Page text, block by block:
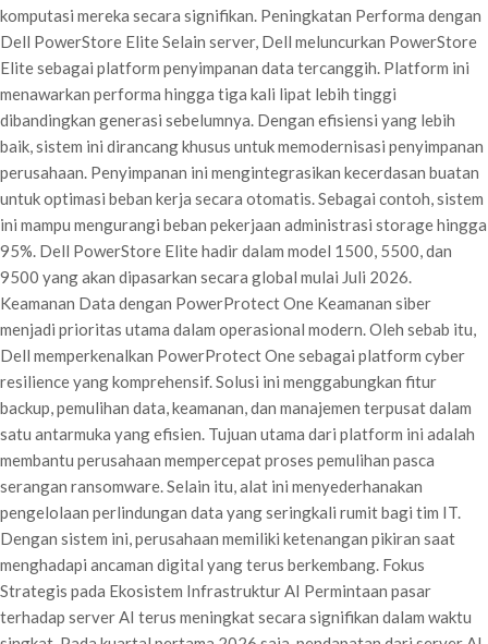
komputasi mereka secara signifikan. Peningkatan Performa dengan
Dell PowerStore Elite Selain server, Dell meluncurkan PowerStore
Elite sebagai platform penyimpanan data tercanggih. Platform ini
menawarkan performa hingga tiga kali lipat lebih tinggi
dibandingkan generasi sebelumnya. Dengan efisiensi yang lebih
baik, sistem ini dirancang khusus untuk memodernisasi penyimpanan
perusahaan. Penyimpanan ini mengintegrasikan kecerdasan buatan
untuk optimasi beban kerja secara otomatis. Sebagai contoh, sistem
ini mampu mengurangi beban pekerjaan administrasi storage hingga
95%. Dell PowerStore Elite hadir dalam model 1500, 5500, dan
9500 yang akan dipasarkan secara global mulai Juli 2026.
Keamanan Data dengan PowerProtect One Keamanan siber
menjadi prioritas utama dalam operasional modern. Oleh sebab itu,
Dell memperkenalkan PowerProtect One sebagai platform cyber
resilience yang komprehensif. Solusi ini menggabungkan fitur
backup, pemulihan data, keamanan, dan manajemen terpusat dalam
satu antarmuka yang efisien. Tujuan utama dari platform ini adalah
membantu perusahaan mempercepat proses pemulihan pasca
serangan ransomware. Selain itu, alat ini menyederhanakan
pengelolaan perlindungan data yang seringkali rumit bagi tim IT.
Dengan sistem ini, perusahaan memiliki ketenangan pikiran saat
menghadapi ancaman digital yang terus berkembang. Fokus
Strategis pada Ekosistem Infrastruktur AI Permintaan pasar
terhadap server AI terus meningkat secara signifikan dalam waktu